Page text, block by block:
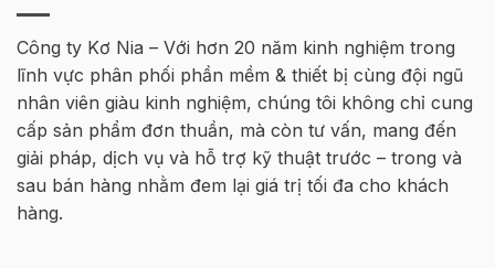
Bê
Cốt
thép
2026
–
Hà
Nội
MT
HØJGAARD
VIETNAM
Công ty Kơ Nia – Với hơn 20 năm kinh nghiệm trong
lĩnh vực phân phối phần mềm & thiết bị cùng đội ngũ
nhân viên giàu kinh nghiệm, chúng tôi không chỉ cung
cấp sản phẩm đơn thuần, mà còn tư vấn, mang đến
giải pháp, dịch vụ và hỗ trợ kỹ thuật trước – trong và
sau bán hàng nhằm đem lại giá trị tối đa cho khách
hàng.